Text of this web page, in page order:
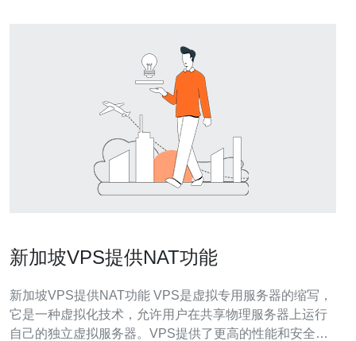
新加坡VPS提供NAT功能
新加坡VPS提供NAT功能 VPS是虚拟专用服务器的缩写，
它是一种虚拟化技术，允许用户在共享物理服务器上运行
自己的独立虚拟服务器。VPS提供了更高的性能和安全